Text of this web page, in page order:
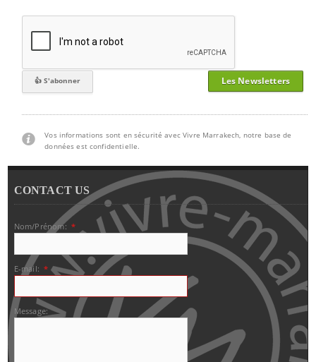
Les Newsletters
Vos informations sont en sécurité avec Vivre Marrakech, notre base de
données est confidentielle.
CONTACT US
Nom/Prénom: *
E-mail: *
Message: